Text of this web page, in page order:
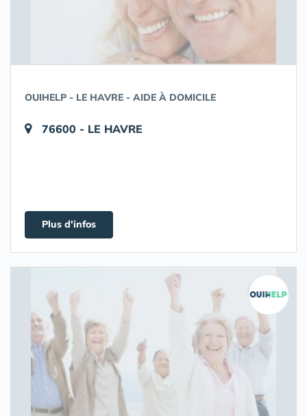
OUIHELP - LE HAVRE - AIDE À DOMICILE
76600 - LE HAVRE
Plus d'infos